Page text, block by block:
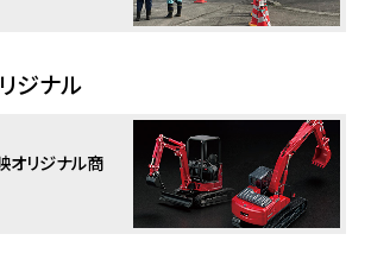
ジナル
オリジナル商